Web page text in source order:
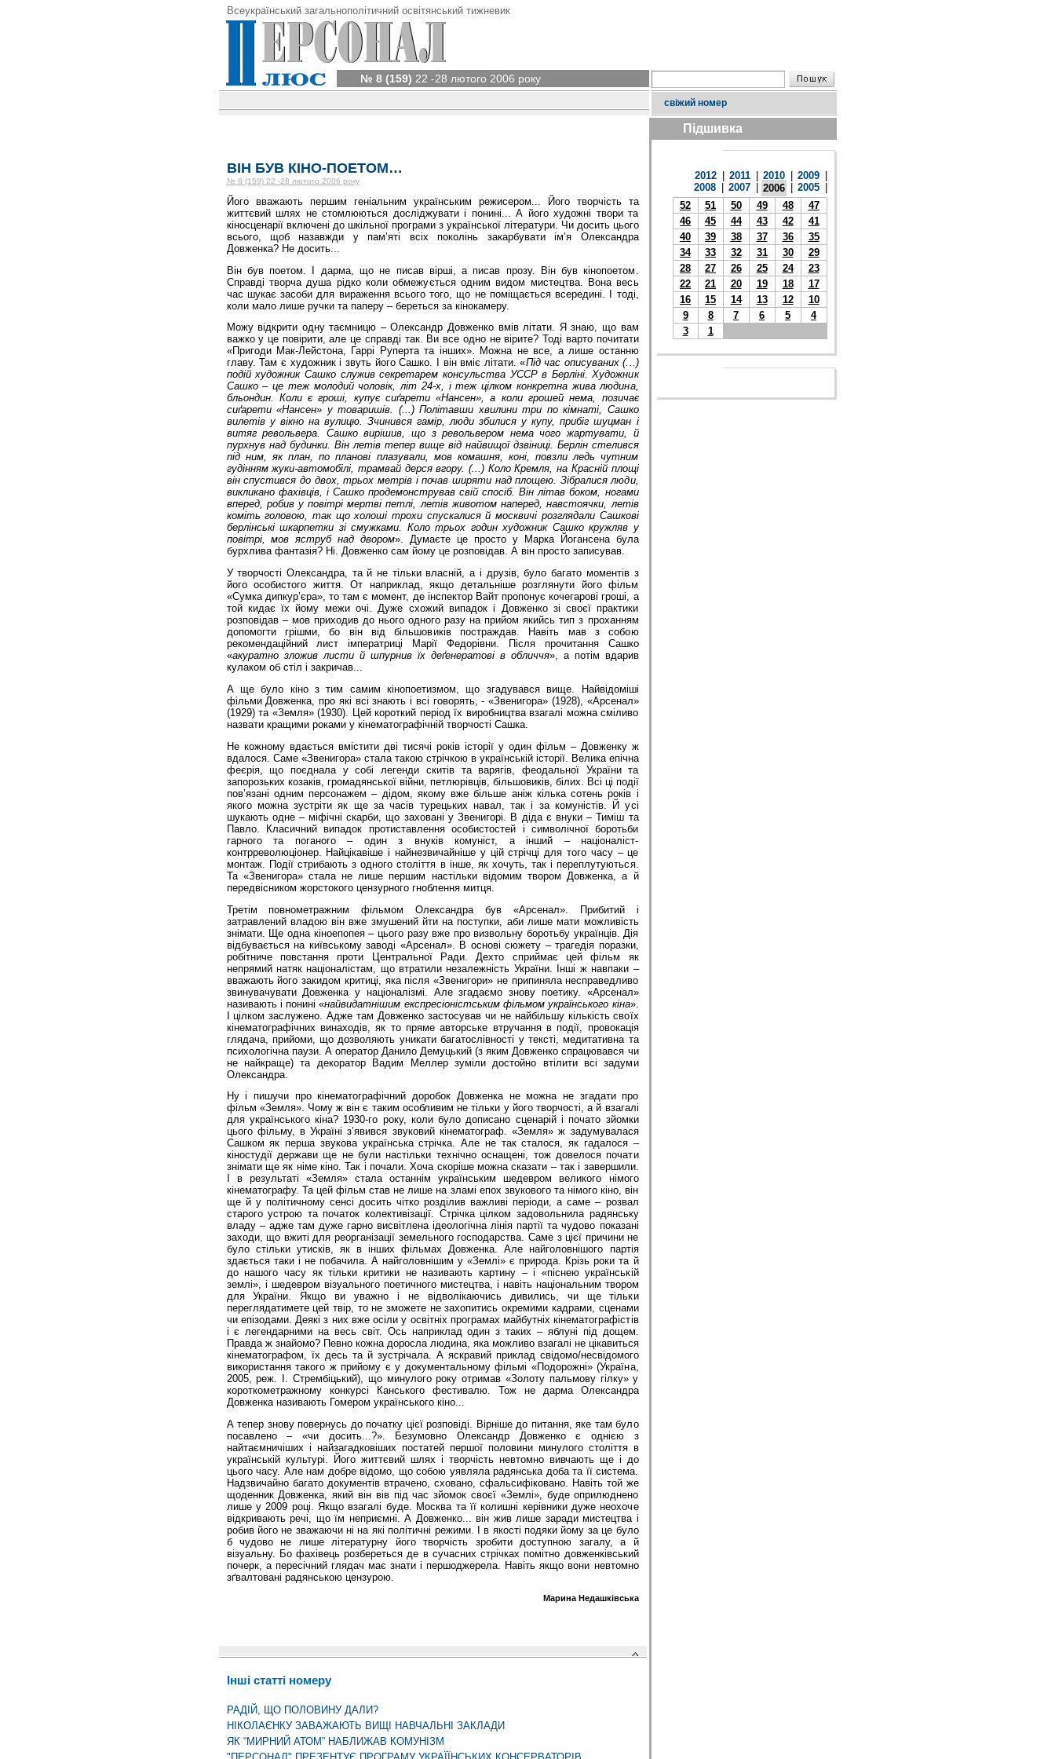
Всеукраїнський загальнополітичний освітянський тижневик
№ 8 (159) 22 -28 лютого 2006 року
свіжий номер
ВІН БУВ КІНО-ПОЕТОМ…
№ 8 (159) 22 -28 лютого 2006 року
Його вважають першим геніальним українським режисером... Його творчість та
життєвий шлях не стомлюються досліджувати і понині... А його художні твори та
кіносценарії включені до шкільної програми з української літератури. Чи досить цього
всього, щоб назавжди у пам’яті всіх поколінь закарбувати ім’я Олександра
Довженка? Не досить...
Він був поетом. І дарма, що не писав вірші, а писав прозу. Він був кінопоетом.
Справді творча душа рідко коли обмежується одним видом мистецтва. Вона весь
час шукає засоби для вираження всього того, що не поміщається всередині. І тоді,
коли мало лише ручки та паперу – береться за кінокамеру.
Можу відкрити одну таємницю – Олександр Довженко вмів літати. Я знаю, що вам
важко у це повірити, але це справді так. Ви все одно не вірите? Тоді варто почитати
«Пригоди Мак-Лейстона, Гаррі Руперта та інших». Можна не все, а лише останню
главу. Там є художник і звуть його Сашко. І він вміє літати. «Під час описуваних (...)
подій художник Сашко служив секретарем консульства УССР в Берліні. Художник
Сашко – це теж молодий чоловік, літ 24-х, і теж цілком конкретна жива людина,
бльондин. Коли є гроші, купує сиґарети «Нансен», а коли грошей нема, позичає
сиґарети «Нансен» у товаришів. (...) Політавши хвилини три по кімнаті, Сашко
вилетів у вікно на вулицю. Зчинився гамір, люди збилися у купу, прибіг шуцман і
витяг револьвера. Сашко вирішив, що з револьвером нема чого жартувати, й
пурхнув над будинки. Він летів тепер вище від найвищої дзвіниці. Берлін стелився
під ним, як план, по планові плазували, мов комашня, коні, повзли ледь чутним
гудінням жуки-автомобілі, трамвай дерся вгору. (...) Коло Кремля, на Красній площі
він спустився до двох, трьох метрів і почав ширяти над площею. Зібралися люди,
викликано фахівців, і Сашко продемонстрував свій спосіб. Він літав боком, ногами
вперед, робив у повітрі мертві петлі, летів животом наперед, навстоячки, летів
коміть головою, так що холоші трохи спускалися й москвичі розглядали Сашкові
берлінські шкарпетки зі смужками. Коло трьох годин художник Сашко кружляв у
повітрі, мов яструб над двором». Думаєте це просто у Марка Йогансена була
бурхлива фантазія? Ні. Довженко сам йому це розповідав. А він просто записував.
У творчості Олександра, та й не тільки власній, а і друзів, було багато моментів з
його особистого життя. От наприклад, якщо детальніше розглянути його фільм
«Сумка дипкур’єра», то там є момент, де інспектор Вайт пропонує кочегарові гроші, а
той кидає їх йому межи очі. Дуже схожий випадок і Довженко зі своєї практики
розповідав – мов приходив до нього одного разу на прийом якийсь тип з проханням
допомогти грішми, бо він від більшовиків постраждав. Навіть мав з собою
рекомендаційний лист імператриці Марії Федорівни. Після прочитання Сашко
«акуратно зложив листи й шпурнив їх деґенератові в обличчя», а потім вдарив
кулаком об стіл і закричав...
А ще було кіно з тим самим кінопоетизмом, що згадувався вище. Найвідоміші
фільми Довженка, про які всі знають і всі говорять, - «Звенигора» (1928), «Арсенал»
(1929) та «Земля» (1930). Цей короткий період їх виробництва взагалі можна сміливо
назвати кращими роками у кінематографічній творчості Сашка.
Не кожному вдається вмістити дві тисячі років історії у один фільм – Довженку ж
вдалося. Саме «Звенигора» стала такою стрічкою в українській історії. Велика епічна
феєрія, що поєднала у собі легенди скитів та варягів, феодальної України та
запорозьких козаків, громадянської війни, петлюрівців, більшовиків, білих. Всі ці події
пов’язані одним персонажем – дідом, якому вже більше аніж кілька сотень років і
якого можна зустріти як ще за часів турецьких навал, так і за комуністів. Й усі
шукають одне – міфічні скарби, що заховані у Звенигорі. В діда є внуки – Тиміш та
Павло. Класичний випадок протиставлення особистостей і символічної боротьби
гарного та поганого – один з внуків комуніст, а інший – націоналіст-
контрреволюціонер. Найцікавіше і найнезвичайніше у цій стрічці для того часу – це
монтаж. Події стрибають з одного століття в інше, як хочуть, так і переплутуються.
Та «Звенигора» стала не лише першим настільки відомим твором Довженка, а й
передвісником жорстокого цензурного гноблення митця.
Третім повнометражним фільмом Олександра був «Арсенал». Прибитий і
затравлений владою він вже змушений йти на поступки, аби лише мати можливість
знімати. Ще одна кіноепопея – цього разу вже про визвольну боротьбу українців. Дія
відбувається на київському заводі «Арсенал». В основі сюжету – трагедія поразки,
робітниче повстання проти Центральної Ради. Дехто сприймає цей фільм як
непрямий натяк націоналістам, що втратили незалежність України. Інші ж навпаки –
вважають його закидом критиці, яка після «Звенигори» не припиняла несправедливо
звинувачувати Довженка у націоналізмі. Але згадаємо знову поетику. «Арсенал»
називають і понині «найвидатнішим експресіоністським фільмом українського кіна».
І цілком заслужено. Адже там Довженко застосував чи не найбільшу кількість своїх
кінематографічних винаходів, як то пряме авторське втручання в події, провокація
глядача, прийоми, що дозволяють уникати багатослівності у тексті, медитативна та
психологічна паузи. А оператор Данило Демуцький (з яким Довженко спрацювався чи
не найкраще) та декоратор Вадим Меллер зуміли достойно втілити всі задуми
Олександра.
Ну і пишучи про кінематографічний доробок Довженка не можна не згадати про
фільм «Земля». Чому ж він є таким особливим не тільки у його творчості, а й взагалі
для українського кіна? 1930-го року, коли було дописано сценарій і почато зйомки
цього фільму, в Україні з’явився звуковий кінематограф. «Земля» ж задумувалася
Сашком як перша звукова українська стрічка. Але не так сталося, як гадалося –
кіностудії держави ще не були настільки технічно оснащені, тож довелося почати
знімати ще як німе кіно. Так і почали. Хоча скоріше можна сказати – так і завершили.
І в результаті «Земля» стала останнім українським шедевром великого німого
кінематографу. Та цей фільм став не лише на зламі епох звукового та німого кіно, він
ще й у політичному сенсі досить чітко розділив важливі періоди, а саме – розвал
старого устрою та початок колективізації. Стрічка цілком задовольнила радянську
владу – адже там дуже гарно висвітлена ідеологічна лінія партії та чудово показані
заходи, що вжиті для реорганізації земельного господарства. Саме з цієї причини не
було стільки утисків, як в інших фільмах Довженка. Але найголовнішого партія
здається таки і не побачила. А найголовнішим у «Землі» є природа. Крізь роки та й
до нашого часу як тільки критики не називають картину – і «піснею українській
землі», і шедевром візуального поетичного мистецтва, і навіть національним твором
для України. Якщо ви уважно і не відволікаючись дивились, чи ще тільки
переглядатимете цей твір, то не зможете не захопитись окремими кадрами, сценами
чи епізодами. Деякі з них вже осіли у освітніх програмах майбутніх кінематографістів
і є легендарними на весь світ. Ось наприклад один з таких – яблуні під дощем.
Правда ж знайомо? Певно кожна доросла людина, яка можливо взагалі не цікавиться
кінематографом, їх десь та й зустрічала. А яскравий приклад свідомо/несвідомого
використання такого ж прийому є у документальному фільмі «Подорожні» (Україна,
2005, реж. І. Стрембіцький), що минулого року отримав «Золоту пальмову гілку» у
короткометражному конкурсі Канського фестивалю. Тож не дарма Олександра
Довженка називають Гомером українського кіно...
А тепер знову повернусь до початку цієї розповіді. Вірніше до питання, яке там було
посавлено – «чи досить...?». Безумовно Олександр Довженко є однією з
найтаємничіших і найзагадковіших постатей першої половини минулого століття в
українській культурі. Його життєвий шлях і творчість невтомно вивчають ще і до
цього часу. Але нам добре відомо, що собою уявляла радянська доба та її система.
Надзвичайно багато документів втрачено, сховано, сфальсифіковано. Навіть той же
щоденник Довженка, який він вів під час зйомок своєї «Землі», буде оприлюднено
лише у 2009 році. Якщо взагалі буде. Москва та її колишні керівники дуже неохоче
відкривають речі, що їм неприємні. А Довженко... він жив лише заради мистецтва і
робив його не зважаючи ні на які політичні режими. І в якості подяки йому за це було
б чудово не лише літературну його творчість зробити доступною загалу, а й
візуальну. Бо фахівець розбереться де в сучасних стрічках помітно довженківський
почерк, а пересічний глядач має знати і першоджерела. Навіть якщо вони невтомно
зґвалтовані радянською цензурою.
Марина Недашківська
Інші статті номеру
РАДІЙ, ЩО ПОЛОВИНУ ДАЛИ?
НІКОЛАЄНКУ ЗАВАЖАЮТЬ ВИЩІ НАВЧАЛЬНІ ЗАКЛАДИ
ЯК “МИРНИЙ АТОМ” НАБЛИЖАВ КОМУНІЗМ
Підшивка
2012 2011 2010 2009
2008
2007 2006 2005
52
51 50 49 48
47
46
45 44 43 42
41
40
39 38 37 36
35
34
33 32 31 30
29
28
27 26 25 24
23
22
21 20 19 18
17
16
15 14 13 12
10
9
8 7 6 5
4
3
1